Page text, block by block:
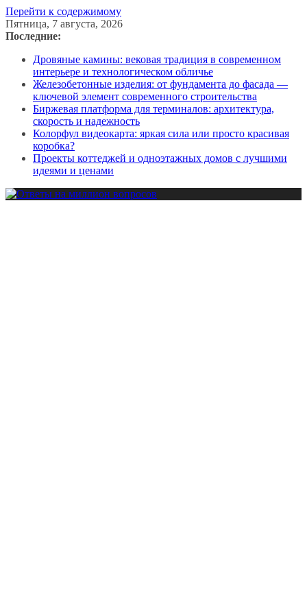
Перейти к содержимому
Пятница, 7 августа, 2026
Последние:
Дровяные камины: вековая традиция в современном
интерьере и технологическом обличье
Железобетонные изделия: от фундамента до фасада —
ключевой элемент современного строительства
Биржевая платформа для терминалов: архитектура,
скорость и надежность
Колорфул видеокарта: яркая сила или просто красивая
коробка?
Проекты коттеджей и одноэтажных домов с лучшими
идеями и ценами